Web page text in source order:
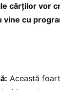
cărților vor
vine cu
Această